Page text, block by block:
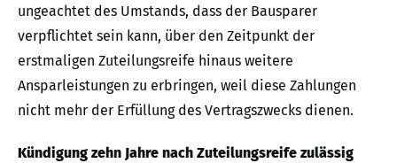
ungeachtet des Umstands, dass der Bausparer
verpflichtet sein kann, über den Zeitpunkt der
erstmaligen Zuteilungsreife hinaus weitere
Ansparleistungen zu erbringen, weil diese Zahlungen
nicht mehr der Erfüllung des Vertragszwecks dienen.
Kündigung zehn Jahre nach Zuteilungsreife zulässig